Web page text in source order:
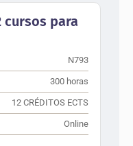
cursos para
N793
300 horas
12 CRÉDITOS ECTS
Online